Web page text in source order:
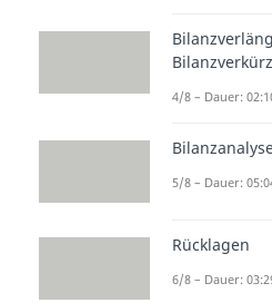
zu
Fall das
bist
das
GmbH
vereinbart
4/8 – Dauer:
5/8 – Dauer:
Rücklagen
6/8 – Dauer: